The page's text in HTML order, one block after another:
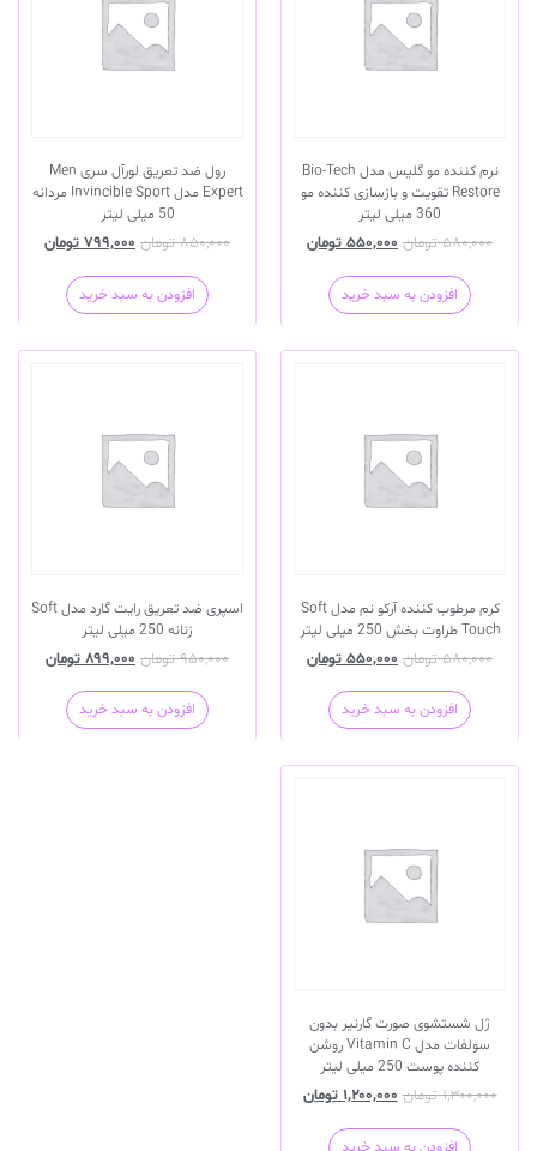
نرم کننده مو گلیس مدل Bio-Tech
Restore تقویت و بازسازی کننده مو
360 میلی لیتر
۵۸۰,۰۰۰ تومان ۵۵۰,۰۰۰ تومان
افزودن به سبد خرید
رول ضد تعریق لورآل سری Men
Expert مدل Invincible Sport مردانه
50 میلی لیتر
۸۵۰,۰۰۰ تومان ۷۹۹,۰۰۰ تومان
افزودن به سبد خرید
کرم مرطوب کننده آرکو نم مدل Soft
Touch طراوت بخش 250 میلی لیتر
۵۸۰,۰۰۰ تومان ۵۵۰,۰۰۰ تومان
افزودن به سبد خرید
اسپری ضد تعریق رایت گارد مدل Soft
زنانه 250 میلی لیتر
۹۵۰,۰۰۰ تومان ۸۹۹,۰۰۰ تومان
افزودن به سبد خرید
ژل شستشوی صورت گارنیر بدون
سولفات مدل Vitamin C روشن
کننده پوست 250 میلی لیتر
۱,۳۰۰,۰۰۰ تومان ۱,۲۰۰,۰۰۰ تومان
افزودن به سبد خرید